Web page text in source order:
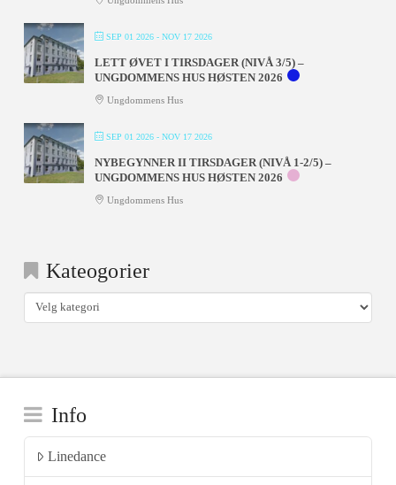
SEP 01 2026- NOV 17 2026
LETT ØVET I TIRSDAGER (NIVÅ 3/5) –
UNGDOMMENS HUS HØSTEN 2026
Ungdommens Hus
SEP 01 2026- NOV 17 2026
NYBEGYNNER II TIRSDAGER (NIVÅ 1-2/5) –
UNGDOMMENS HUS HØSTEN 2026
Ungdommens Hus
Kateogorier
Kateogorier
Info
Linedance